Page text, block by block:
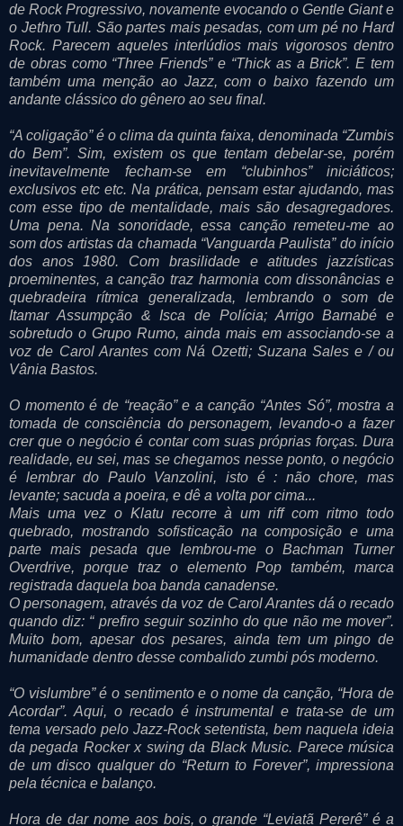
de Rock Progressivo, novamente evocando o Gentle Giant e
o Jethro Tull. São partes mais pesadas, com um pé no Hard
Rock. Parecem aqueles interlúdios mais vigorosos dentro
de obras como “Three Friends” e “Thick as a Brick”. E tem
também uma menção ao Jazz, com o baixo fazendo um
andante clássico do gênero ao seu final.
“A coligação” é o clima da quinta faixa, denominada “Zumbis
do Bem”. Sim, existem os que tentam debelar-se, porém
inevitavelmente fecham-se em “clubinhos” iniciáticos;
exclusivos etc etc. Na prática, pensam estar ajudando, mas
com esse tipo de mentalidade, mais são desagregadores.
Uma pena. Na sonoridade, essa canção remeteu-me ao
som dos artistas da chamada “Vanguarda Paulista” do início
dos anos 1980. Com brasilidade e atitudes jazzísticas
proeminentes, a canção traz harmonia com dissonâncias e
quebradeira rítmica generalizada, lembrando o som de
Itamar Assumpção & Isca de Polícia; Arrigo Barnabé e
sobretudo o Grupo Rumo, ainda mais em associando-se a
voz de Carol Arantes com Ná Ozetti; Suzana Sales e / ou
Vânia Bastos.
O momento é de “reação” e a canção “Antes Só”, mostra a
tomada de consciência do personagem, levando-o a fazer
crer que o negócio é contar com suas próprias forças. Dura
realidade, eu sei, mas se chegamos nesse ponto, o negócio
é lembrar do Paulo Vanzolini, isto é : não chore, mas
levante; sacuda a poeira, e dê a volta por cima...
Mais uma vez o Klatu recorre à um riff com ritmo todo
quebrado, mostrando sofisticação na composição e uma
parte mais pesada que lembrou-me o Bachman Turner
Overdrive, porque traz o elemento Pop também, marca
registrada daquela boa banda canadense.
O personagem, através da voz de Carol Arantes dá o recado
quando diz: “ prefiro seguir sozinho do que não me mover”.
Muito bom, apesar dos pesares, ainda tem um pingo de
humanidade dentro desse combalido zumbi pós moderno.
“O vislumbre” é o sentimento e o nome da canção, “Hora de
Acordar”. Aqui, o recado é instrumental e trata-se de um
tema versado pelo Jazz-Rock setentista, bem naquela ideia
da pegada Rocker x swing da Black Music. Parece música
de um disco qualquer do “Return to Forever”, impressiona
pela técnica e balanço.
Hora de dar nome aos bois, o grande “Leviatã Pererê” é a